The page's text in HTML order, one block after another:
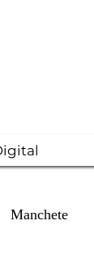
Manchete